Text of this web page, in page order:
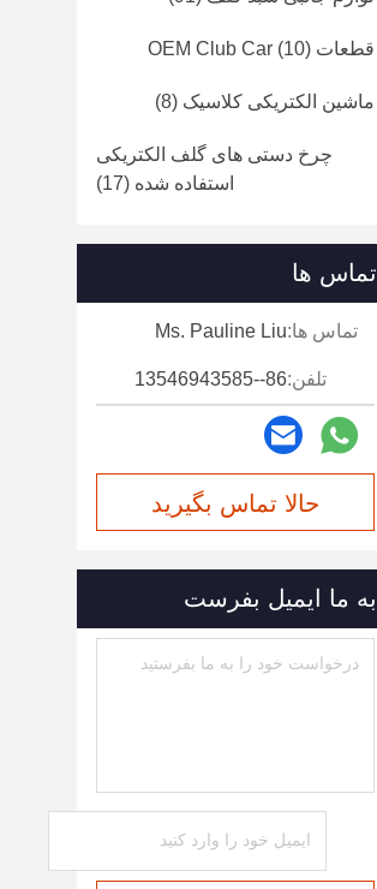
قطعات OEM Club Car (10)
ماشین الکتریکی کلاسیک (8)
چرخ دستی های گلف الکتریکی
استفاده شده (17)
تماس ها
تماس ها:Ms. Pauline Liu
تلفن:86--13546943585
حالا تماس بگیرید
به ما ایمیل بفرست